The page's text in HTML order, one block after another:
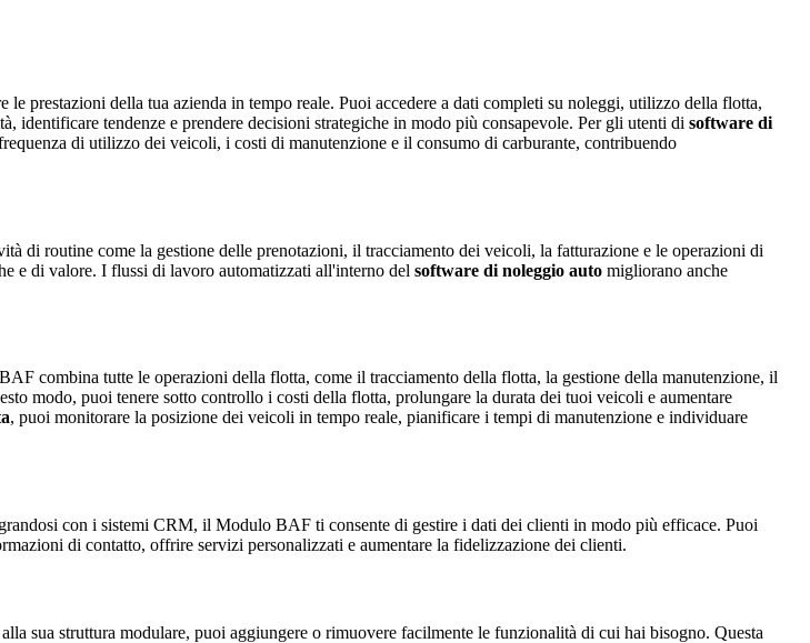
prestazioni della tua azienda in tempo reale. Puoi accedere a dati completi su noleggi, utilizzo della flotta,
identificare tendenze e prendere decisioni strategiche in modo più consapevole. Per gli utenti di software di
di utilizzo dei veicoli, i costi di manutenzione e il consumo di carburante, contribuendo
di routine come la gestione delle prenotazioni, il tracciamento dei veicoli, la fatturazione e le operazioni di
e di valore. I flussi di lavoro automatizzati all'interno del software di noleggio auto migliorano anche
combina tutte le operazioni della flotta, come il tracciamento della flotta, la gestione della manutenzione, il
modo, puoi tenere sotto controllo i costi della flotta, prolungare la durata dei tuoi veicoli e aumentare
, puoi monitorare la posizione dei veicoli in tempo reale, pianificare i tempi di manutenzione e individuare
con i sistemi CRM, il Modulo BAF ti consente di gestire i dati dei clienti in modo più efficace. Puoi
di contatto, offrire servizi personalizzati e aumentare la fidelizzazione dei clienti.
sua struttura modulare, puoi aggiungere o rimuovere facilmente le funzionalità di cui hai bisogno. Questa